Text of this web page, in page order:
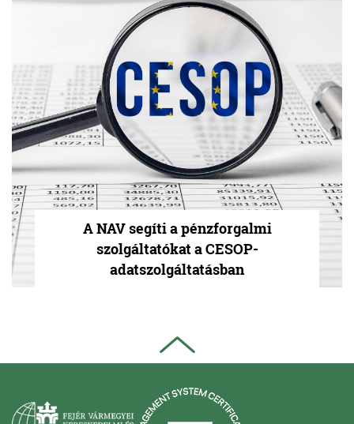
A NAV segíti a pénzforgalmi
szolgáltatókat a CESOP-
adatszolgáltatásban